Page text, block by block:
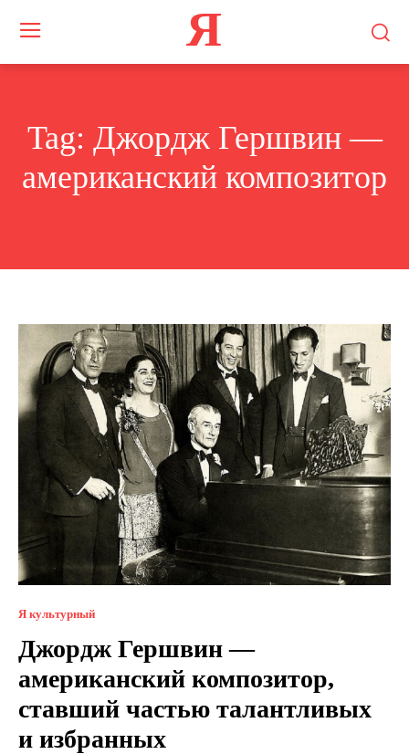
Я
Tag: Джордж Гершвин —
американский композитор
Я культурный
Джордж Гершвин —
американский композитор,
ставший частью талантливых
и избранных